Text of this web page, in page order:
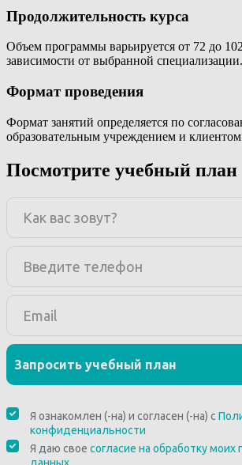
Продолжительность курса
Объем программы варьируется от 72 до
зависимости от выбранной специализации.
Формат проведения
Формат занятий определяется по
образовательным учреждением и
Посмотрите учебный план